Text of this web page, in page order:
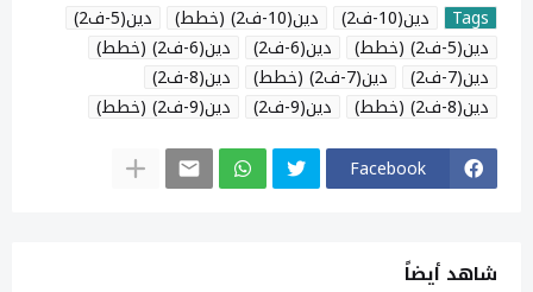
Tags دين(10-ف2) دين(10-ف2) (خطط)
دين(5-ف2)
دين(5-ف2) (خطط)
دين(6-ف2)
دين(6-ف2) (خطط)
دين(7-ف2)
دين(7-ف2) (خطط)
دين(8-ف2)
دين(8-ف2) (خطط)
دين(9-ف2)
دين(9-ف2) (خطط)
Facebook
شاهد أيضاً